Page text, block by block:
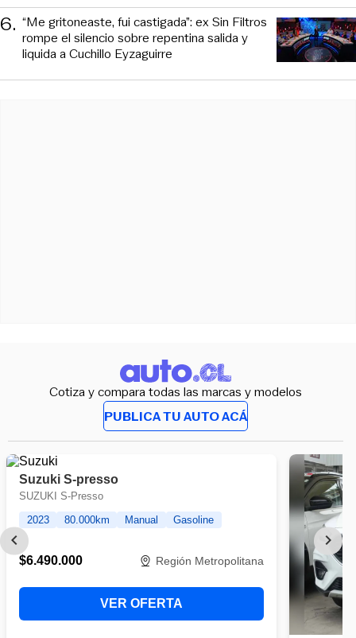
6. “Me gritoneaste, fui castigada”: ex Sin Filtros
rompe el silencio sobre repentina salida y
liquida a Cuchillo Eyzaguirre
Cotiza y compara todas las marcas y modelos
PUBLICA TU AUTO ACÁ